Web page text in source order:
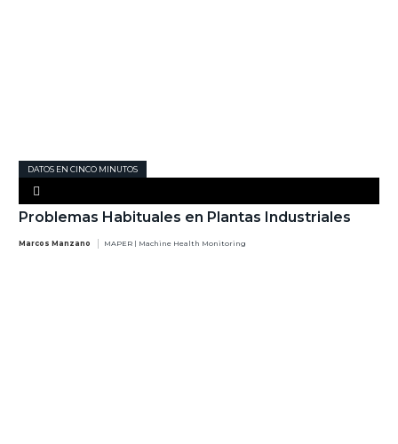
DATOS EN CINCO MINUTOS
Problemas Habituales en Plantas Industriales
Marcos Manzano MAPER | Machine Health Monitoring